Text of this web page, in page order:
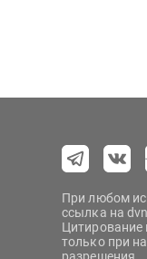
При любом
ссылка на
Цитирование
только при